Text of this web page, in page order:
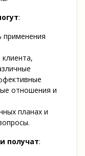
:
применения
отношения и
планах и
получат: